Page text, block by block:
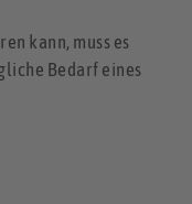
kann, muss es
Bedarf eines